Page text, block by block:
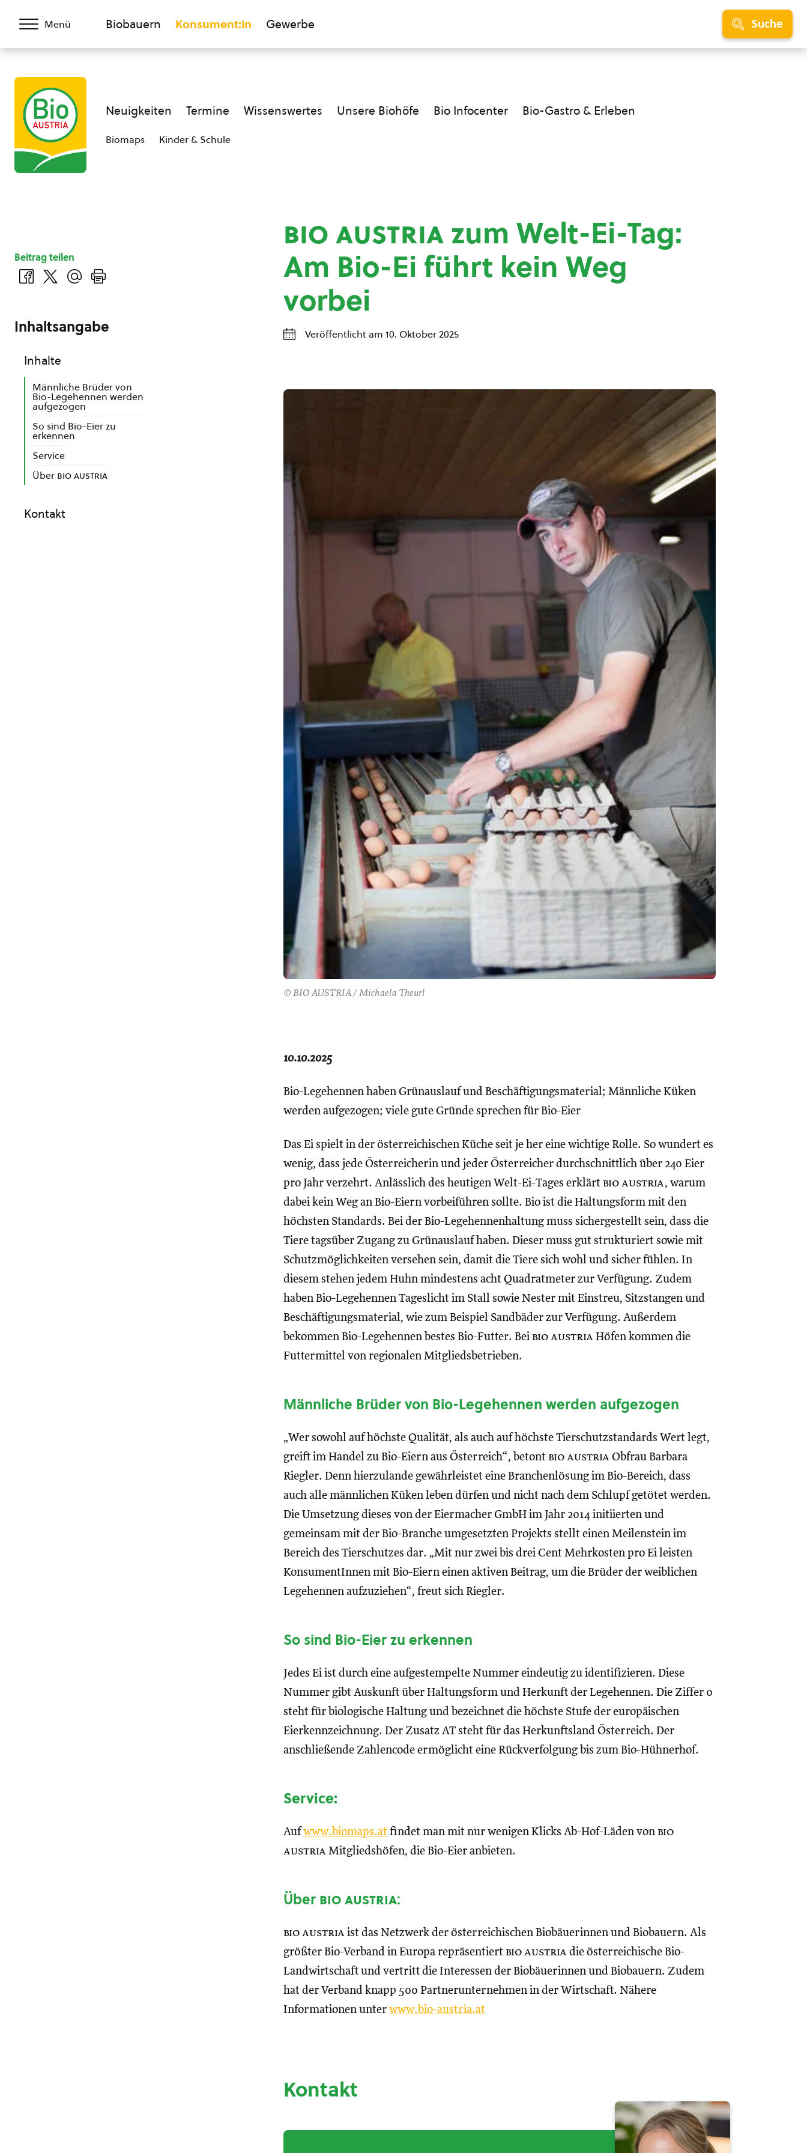
Menü Biobauern Konsument:in Gewerbe Suche
Neuigkeiten Termine Wissenswertes Unsere Biohöfe Bio Infocenter Bio-Gastro & Erleben
Biomaps Kinder & Schule
bio austriazum Welt-Ei-Tag:
Am Bio-Ei führt kein Weg
vorbei
Veröffentlicht am 10. Oktober 2025
© BIO AUSTRIA / Michaela Theurl
10.10.2025
Bio-Legehennen haben Grünauslauf und Beschäftigungsmaterial; Männliche Küken
werden aufgezogen; viele gute Gründe sprechen für Bio-Eier
Das Ei spielt in der österreichischen Küche seit je her eine wichtige Rolle. So wundert es
wenig, dass jede Österreicherin und jeder Österreicher durchschnittlich über 240 Eier
pro Jahr verzehrt. Anlässlich des heutigen Welt-Ei-Tages erklärt bio austria, warum
dabei kein Weg an Bio-Eiern vorbeiführen sollte. Bio ist die Haltungsform mit den
höchsten Standards. Bei der Bio-Legehennenhaltung muss sichergestellt sein, dass die
Tiere tagsüber Zugang zu Grünauslauf haben. Dieser muss gut strukturiert sowie mit
Schutzmöglichkeiten versehen sein, damit die Tiere sich wohl und sicher fühlen. In
diesem stehen jedem Huhn mindestens acht Quadratmeter zur Verfügung. Zudem
haben Bio-Legehennen Tageslicht im Stall sowie Nester mit Einstreu, Sitzstangen und
Beschäftigungsmaterial, wie zum Beispiel Sandbäder zur Verfügung. Außerdem
bekommen Bio-Legehennen bestes Bio-Futter. Bei bio austria Höfen kommen die
Futtermittel von regionalen Mitgliedsbetrieben.
Männliche Brüder von Bio-Legehennen werden aufgezogen
„Wer sowohl auf höchste Qualität, als auch auf höchste Tierschutzstandards Wert legt,
greift im Handel zu Bio-Eiern aus Österreich“, betont bio austria Obfrau Barbara
Riegler. Denn hierzulande gewährleistet eine Branchenlösung im Bio-Bereich, dass
auch alle männlichen Küken leben dürfen und nicht nach dem Schlupf getötet werden.
Die Umsetzung dieses von der Eiermacher GmbH im Jahr 2014 initiierten und
gemeinsam mit der Bio-Branche umgesetzten Projekts stellt einen Meilenstein im
Bereich des Tierschutzes dar. „Mit nur zwei bis drei Cent Mehrkosten pro Ei leisten
KonsumentInnen mit Bio-Eiern einen aktiven Beitrag, um die Brüder der weiblichen
Legehennen aufzuziehen“, freut sich Riegler.
So sind Bio-Eier zu erkennen
Jedes Ei ist durch eine aufgestempelte Nummer eindeutig zu identifizieren. Diese
Nummer gibt Auskunft über Haltungsform und Herkunft der Legehennen. Die Ziffer 0
steht für biologische Haltung und bezeichnet die höchste Stufe der europäischen
Eierkennzeichnung. Der Zusatz AT steht für das Herkunftsland Österreich. Der
anschließende Zahlencode ermöglicht eine Rückverfolgung bis zum Bio-Hühnerhof.
Service:
Aufwww.biomaps.at findet man mit nur wenigen Klicks Ab-Hof-Läden von bio
austria Mitgliedshöfen, die Bio-Eier anbieten.
Über bio austria:
bio austria ist das Netzwerk der österreichischen Biobäuerinnen und Biobauern. Als
größter Bio-Verband in Europa repräsentiert bio austria die österreichische Bio-
Landwirtschaft und vertritt die Interessen der Biobäuerinnen und Biobauern. Zudem
hat der Verband knapp 500 Partnerunternehmen in der Wirtschaft. Nähere
Informationen unter www.bio-austria.at
Kontakt
Beitrag teilen
Inhaltsangabe
Inhalte
Männliche Brüder von
Bio-Legehennen werden
aufgezogen
So sind Bio-Eier zu
erkennen
Service
Über bio austria
Kontakt